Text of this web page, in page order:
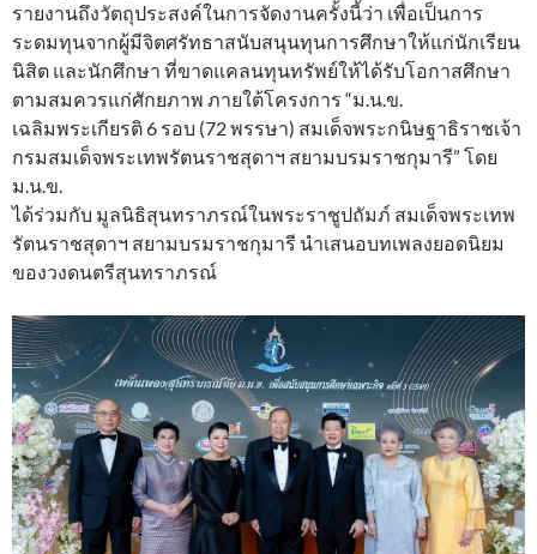
รายงานถึงวัตถุประสงค์ในการจัดงานครั้งนี้ว่า เพื่อเป็นการ
ระดมทุนจากผู้มีจิตศรัทธาสนับสนุนทุนการศึกษาให้แก่นักเรียน
นิสิต และนักศึกษา ที่ขาดแคลนทุนทรัพย์ให้ได้รับโอกาสศึกษา
ตามสมควรแก่ศักยภาพ ภายใต้โครงการ “ม.น.ข.
เฉลิมพระเกียรติ 6 รอบ (72 พรรษา) สมเด็จพระกนิษฐาธิราชเจ้า
กรมสมเด็จพระเทพรัตนราชสุดาฯ สยามบรมราชกุมารี” โดย
ม.น.ข.
ได้ร่วมกับ มูลนิธิสุนทราภรณ์ในพระราชูปถัมภ์ สมเด็จพระเทพ
รัตนราชสุดาฯ สยามบรมราชกุมารี นําเสนอบทเพลงยอดนิยม
ของวงดนตรีสุนทราภรณ์